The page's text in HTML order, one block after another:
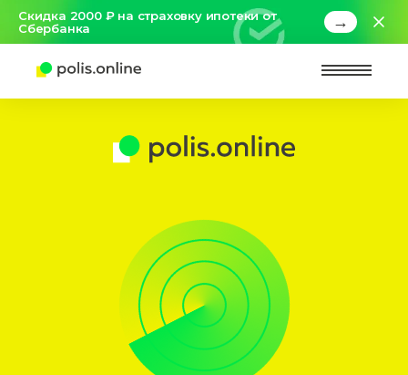
Скидка 2000 ₽ на страховку ипотеки от
Сбербанка
→